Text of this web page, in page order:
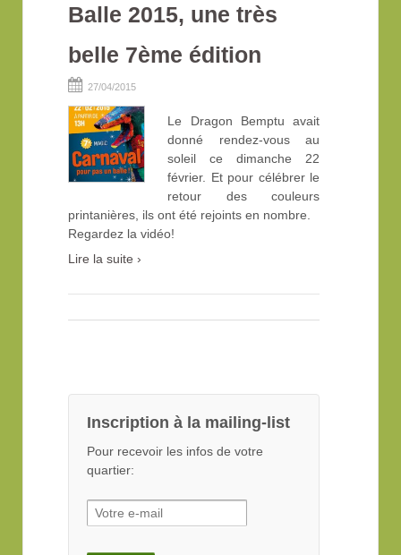
Balle 2015, une très
belle 7ème édition
27/04/2015
Le Dragon Bemptu avait
donné rendez-vous au
soleil ce dimanche 22
février. Et pour célébrer le
retour des couleurs
printanières, ils ont été rejoints en nombre.
Regardez la vidéo!
Lire la suite ›
Inscription à la mailing-list
Pour recevoir les infos de votre
quartier: